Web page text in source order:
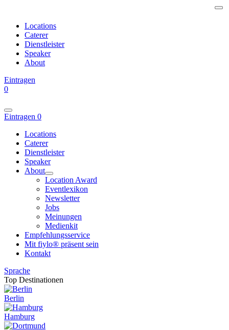
Locations
Caterer
Dienstleister
Speaker
About
Eintragen
0
Eintragen 0
Locations
Caterer
Dienstleister
Speaker
About
Location Award
Eventlexikon
Newsletter
Jobs
Meinungen
Medienkit
Empfehlungsservice
Mit fiylo® präsent sein
Kontakt
Sprache
Top Destinationen
Berlin
Hamburg